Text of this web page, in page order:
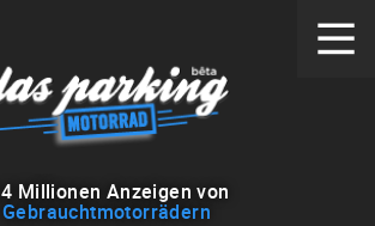
4 Millionen Anzeigen von
Gebrauchtmotorrädern